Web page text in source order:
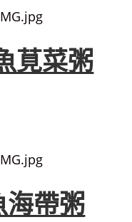
莧菜粥
帶粥